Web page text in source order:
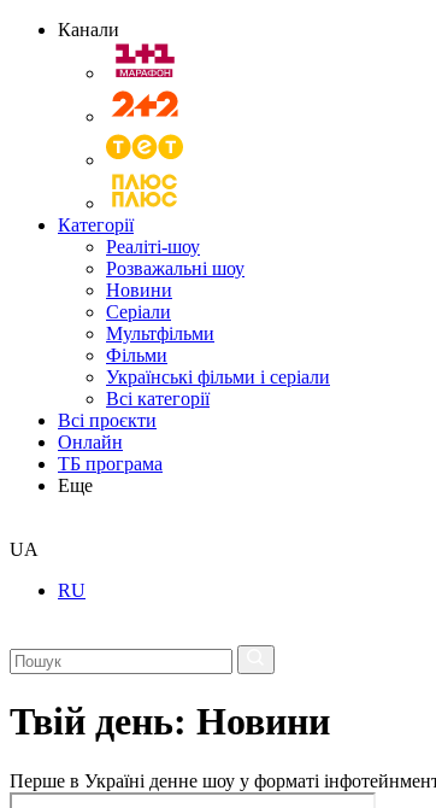
Канали
Категорії
Реаліті-шоу
Розважальні шоу
Новини
Серіали
Мультфільми
Фільми
Українські фільми і серіали
Всі категорії
Всі проєкти
Онлайн
ТБ програма
Еще
UA
RU
Твій день: Новини
Перше в Україні денне шоу у форматі